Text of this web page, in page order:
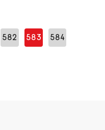
582 583 584
sivu